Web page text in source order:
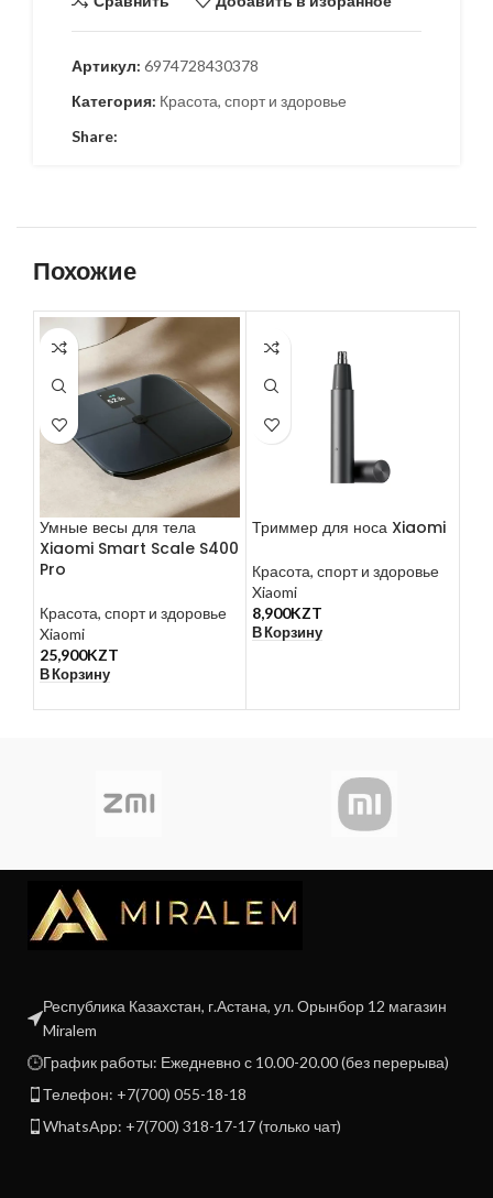
Артикул: 6974728430378
Категория: Красота, спорт и здоровье
Share:
Похожие
Умные весы для тела
Xiaomi Smart Scale S400
Pro
Красота, спорт и здоровье
Xiaomi
25,900KZT
В Корзину
Триммер для носа Xiaomi
Красота, спорт и здоровье
Xiaomi
8,900KZT
В Корзину
Республика Казахстан, г.Астана, ул. Орынбор 12 магазин
Miralem
График работы: Ежедневно с 10.00-20.00 (без перерыва)
Телефон: +7(700) 055-18-18
WhatsApp: +7(700) 318-17-17 (только чат)